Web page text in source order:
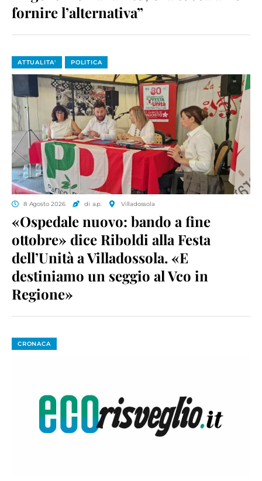
fornire l’alternativa”
ATTUALITA' POLITICA
8 Agosto 2026 di a.p. Villadossola
«Ospedale nuovo: bando a fine
ottobre» dice Riboldi alla Festa
dell’Unità a Villadossola. «E
destiniamo un seggio al Vco in
Regione»
CRONACA